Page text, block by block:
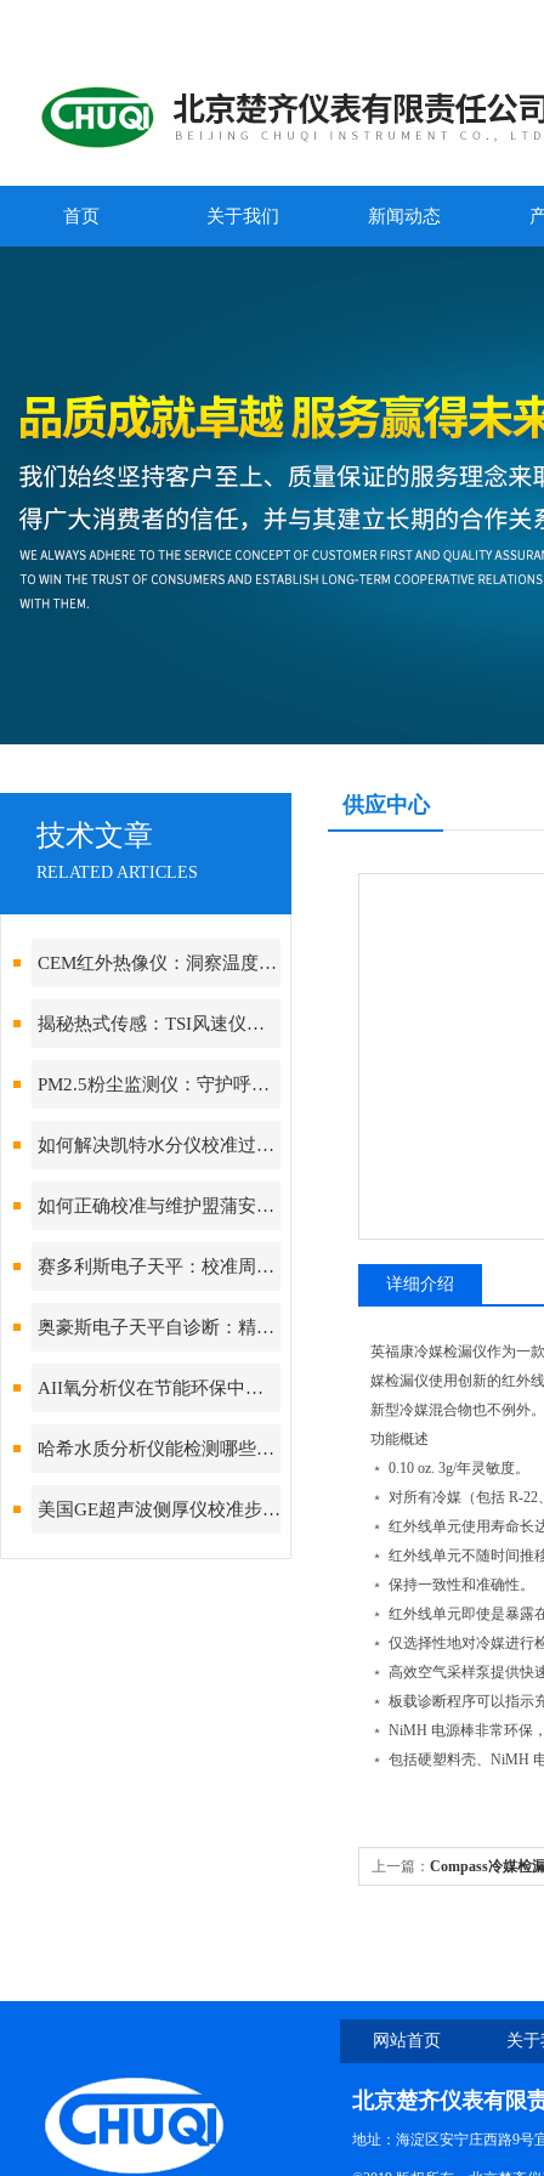
首页 关于我们 新闻动态
技术文章
RELATED ARTICLES
CEM红外热像仪：洞察温度的视觉先锋
揭秘热式传感：TSI风速仪如何实现低风速下的高精度测量
PM2.5粉尘监测仪：守护呼吸健康的“空气哨兵”
如何解决凯特水分仪校准过程中常见问题？
如何正确校准与维护盟蒲安气体检测仪？
赛多利斯电子天平：校准周期设定与期间核查方法
奥豪斯电子天平自诊断：精准测量背后的故障预警守护
AII氧分析仪在节能环保中的作用
哈希水质分析仪能检测哪些水质参数？
美国GE超声波侧厚仪校准步骤与常见误差来源分析
供应中心
详细介绍
英福康冷媒检漏仪作为一
媒检漏仪使用创新的红外
新型冷媒混合物也不例外
功能概述
﹡ 0.10 oz. 3g/年灵敏度。
﹡ 对所有冷媒（包括 R-
﹡ 红外线单元使用寿命长
﹡ 红外线单元
﹡ 保持一致性和准确性。
﹡ 红外线单元即使是暴露
﹡ 仅选择性地对冷媒进行
﹡ 高效空气采样泵提供快
﹡ 板载诊断程序可以指示
﹡ NiMH 电源棒非常环保
﹡ 包括硬塑料壳、NiMH
上一篇： Compass冷媒检
网站首页 关
北京楚齐仪表有限
地址：海淀区安宁庄西路9号